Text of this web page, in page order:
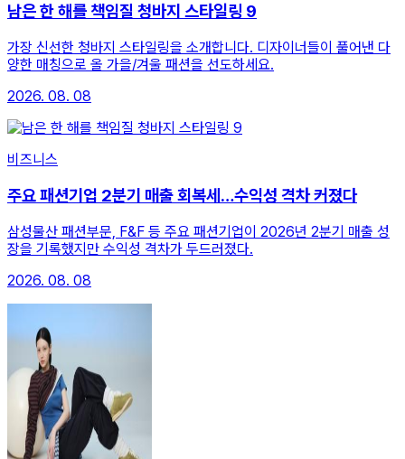
남은 한 해를 책임질 청바지 스타일링 9
가장 신선한 청바지 스타일링을 소개합니다. 디자이너들이 풀어낸 다
양한 매칭으로 올 가을/겨울 패션을 선도하세요.
2026. 08. 08
비즈니스
주요 패션기업 2분기 매출 회복세…수익성 격차 커졌다
삼성물산 패션부문, F&F 등 주요 패션기업이 2026년 2분기 매출 성
장을 기록했지만 수익성 격차가 두드러졌다.
2026. 08. 08